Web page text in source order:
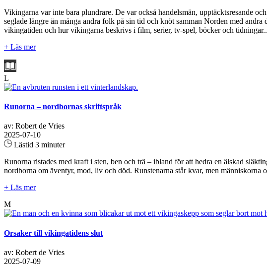
Vikingarna var inte bara plundrare. De var också handelsmän, upptäcktsresande
seglade längre än många andra folk på sin tid och knöt samman Norden med
vikingatiden och hur vikingarna beskrivs i film, serier, tv-spel, böcker och
+ Läs mer
L
Runorna – nordbornas skriftspråk
av: Robert de Vries
2025-07-10
Lästid 3 minuter
Runorna ristades med kraft i sten, ben och trä – ibland för att hedra en älskad
nordborna om äventyr, mod, liv och död. Runstenarna står kvar, men
+ Läs mer
M
Orsaker till vikingatidens slut
av: Robert de Vries
2025-07-09